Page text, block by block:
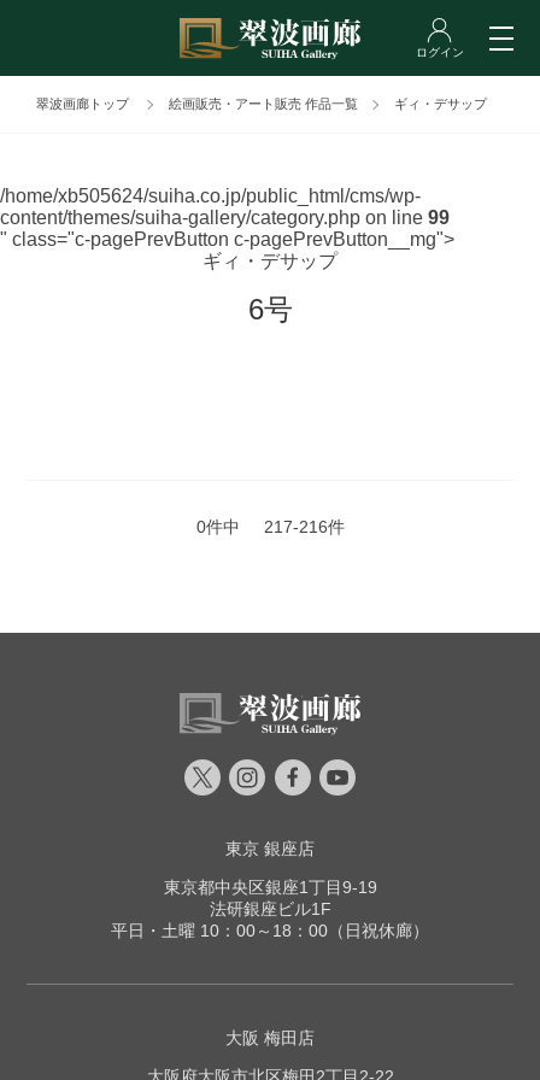
翠波画廊トップ 絵画販売・アート販売 作品一覧 ギィ・デサップ
/home/xb505624/suiha.co.jp/public_html/cms/wp-
content/themes/suiha-gallery/category.php on line 99
" class="c-pagePrevButton c-pagePrevButton__mg">
ギィ・デサップ
6号
0件中 217-216件
東京 銀座店
東京都中央区銀座1丁目9-19
法研銀座ビル1F
平日・土曜 10：00～18：00（日祝休廊）
大阪 梅田店